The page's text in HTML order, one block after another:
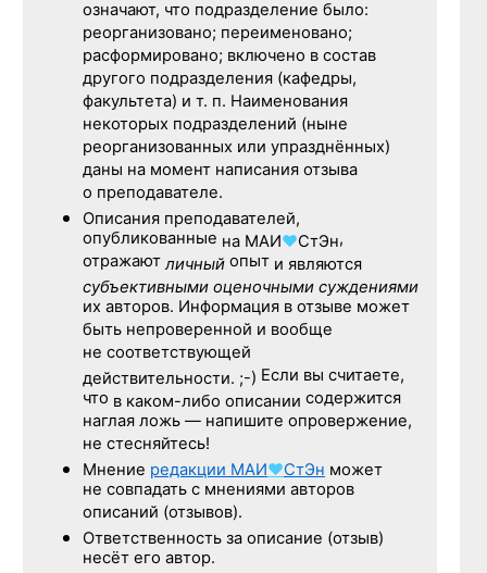
означают, что подразделение было:
реорганизовано; переименовано;
расформировано; включено в состав
другого подразделения (кафедры,
факультета) и т. п. Наименования
некоторых подразделений (ныне
реорганизованных или упразднённых)
даны на момент написания отзыва
о преподавателе.
Описания преподавателей,
опубликованные на МАИ♥СтЭн,
отражаютличный опыт и являются
субъективными оценочными суждениями
их авторов. Информация в отзыве может
быть непроверенной и вообще
не соответствующей
действительности. ;-) Если вы считаете,
что в каком-либо описании содержится
наглая ложь — напишите опровержение,
не стесняйтесь!
Мнение редакции МАИ♥СтЭн может
не совпадать с мнениями авторов
описаний (отзывов).
Ответственность за описание (отзыв)
несёт его автор.